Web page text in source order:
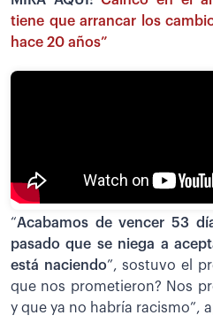
tiene que arrancar los
hace 20 años”
“Acabamos de vencer 53
pasado que se niega a
está naciendo”, sostuvo el
que nos prometieron? Nos
y que ya no habría racismo”,